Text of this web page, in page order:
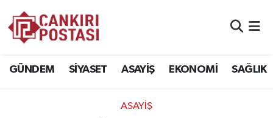
GÜNDEM SİYASET ASAYİŞ EKONOMİ SAĞLIK
ASAYİŞ